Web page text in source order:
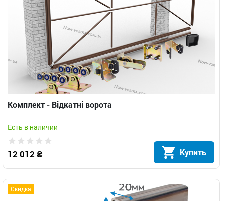
Комплект - Відкатні ворота
Есть в наличии
12 012 ₴ Купить
Скидка